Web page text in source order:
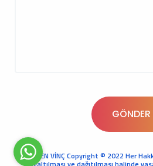
KREN VİNÇ Copyright © 2022 Her